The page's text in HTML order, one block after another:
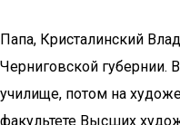
Папа, Кристалинский
Черниговской губернии.
училище, потом на
факультете Высших